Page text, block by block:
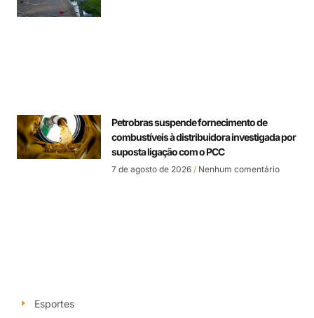
Petrobras suspende fornecimento de
combustíveis à distribuidora investigada por
suposta ligação com o PCC
7 de agosto de 2026 Nenhum comentário
Esportes